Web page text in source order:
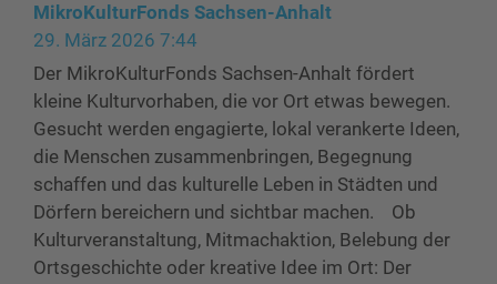
MikroKulturFonds Sachsen-Anhalt
29. März 2026 7:44
Der MikroKulturFonds Sachsen-Anhalt fördert
kleine Kulturvorhaben, die vor Ort etwas bewegen.
Gesucht werden engagierte, lokal verankerte Ideen,
die Menschen zusammenbringen, Begegnung
schaffen und das kulturelle Leben in Städten und
Dörfern bereichern und sichtbar machen. Ob
Kulturveranstaltung, Mitmachaktion, Belebung der
Ortsgeschichte oder kreative Idee im Ort: Der